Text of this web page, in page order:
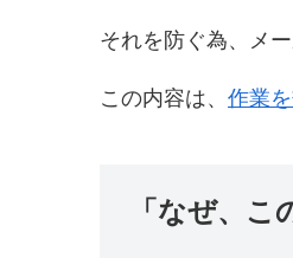
それを防ぐ為、メ
この内容は、 作業
「なぜ、